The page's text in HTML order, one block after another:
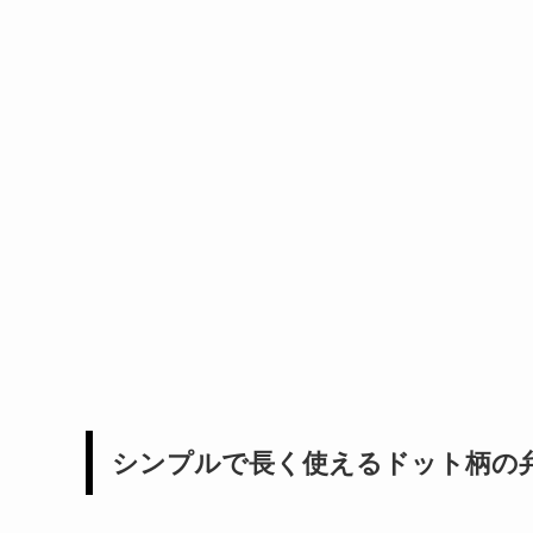
シンプルで長く使えるドット柄の